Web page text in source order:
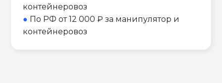
контейнеровоз
● По РФ от 12 000 ₽ за манипулятор и
контейнеровоз